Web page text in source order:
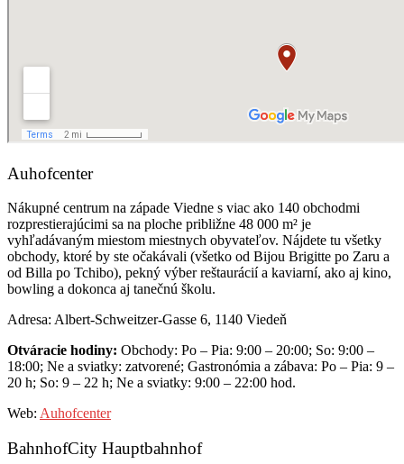
Auhofcenter
Nákupné centrum na západe Viedne s viac ako 140 obchodmi
rozprestierajúcimi sa na ploche približne 48 000 m² je
vyhľadávaným miestom miestnych obyvateľov. Nájdete tu všetky
obchody, ktoré by ste očakávali (všetko od Bijou Brigitte po Zaru a
od Billa po Tchibo), pekný výber reštaurácií a kaviarní, ako aj kino,
bowling a dokonca aj tanečnú školu.
Adresa: Albert-Schweitzer-Gasse 6, 1140 Viedeň
Otváracie hodiny: Obchody: Po – Pia: 9:00 – 20:00; So: 9:00 –
18:00; Ne a sviatky: zatvorené; Gastronómia a zábava: Po – Pia: 9 –
20 h; So: 9 – 22 h; Ne a sviatky: 9:00 – 22:00 hod.
Web: Auhofcenter
BahnhofCity Hauptbahnhof